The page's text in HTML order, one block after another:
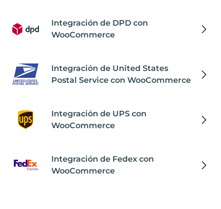
Integración de DPD con
WooCommerce
Integración de United States
Postal Service con WooCommerce
Integración de UPS con
WooCommerce
Integración de Fedex con
WooCommerce